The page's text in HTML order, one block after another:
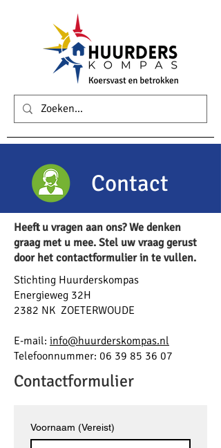
Contact
Heeft u vragen aan ons? We denken
graag met u mee. Stel uw vraag gerust
door het contactformulier in te vullen. ​
​Stichting Huurderskompas
Energieweg 32H
2382 NK ZOETERWOUDE
E-mail: info@huurderskompas.nl
Telefoonnummer: 06 39 85 36 07
Contactformulier
Voornaam (Vereist)